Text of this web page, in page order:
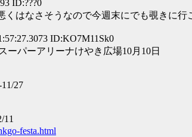
ID:???0
くはなさそうなので今週末にでも覗きに行
ID:KO7M11Sk0
ーパーアリーナけやき広場10月10日
27
11
festa.html